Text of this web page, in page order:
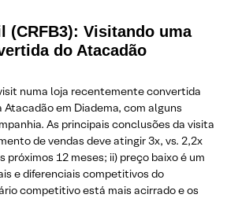
(CRFB3): Visitando uma
do Atacadão
numa loja recentemente convertida
Atacadão em Diadema, com alguns
As principais conclusões da visita
de vendas deve atingir 3x, vs. 2,2x
próximos 12 meses; ii) preço baixo é um
e diferenciais competitivos do
competitivo está mais acirrado e os